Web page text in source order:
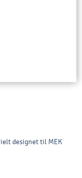
designet til MEK